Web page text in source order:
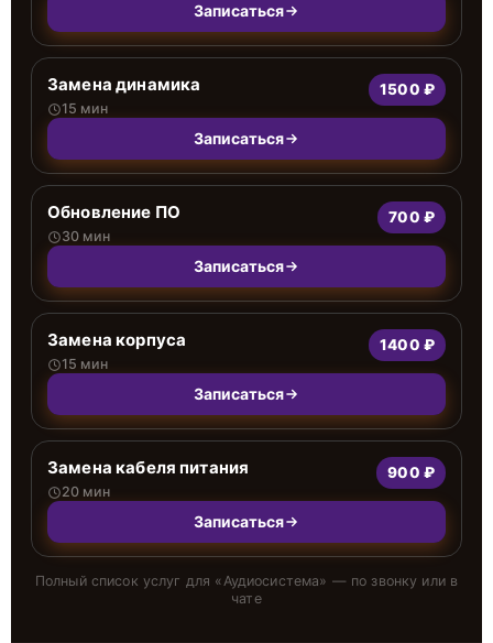
Записаться
Замена динамика
15 мин
1500 ₽
Записаться
Обновление ПО
30 мин
700 ₽
Записаться
Замена корпуса
15 мин
1400 ₽
Записаться
Замена кабеля питания
20 мин
900 ₽
Записаться
Полный список услуг для «Аудиосистема» — по звонку или в
чате